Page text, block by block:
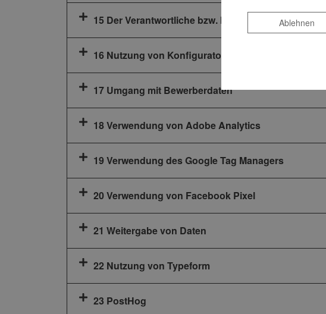
15 Der Verantwortliche bzw. Ihr Ansprechpartner
16 Nutzung von Konfiguratoren für Bad und Heizung
17 Umgang mit Bewerberdaten
18 Verwendung von Adobe Analytics
19 Verwendung des Google Tag Managers
20 Verwendung von Facebook Pixel
21 Weitergabe von Daten
22 Nutzung von Typeform
23 PostHog
Ablehnen
Ablehnen